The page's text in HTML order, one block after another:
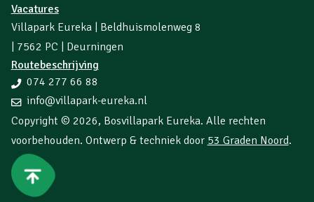
Vacatures
Villapark Eureka | Beldhuismolenweg 8
| 7562 PC | Deurningen
Routebeschrijving
074 277 66 88
info@villapark-eureka.nl
Copyright © 2026, Bosvillapark Eureka. Alle rechten
voorbehouden. Ontwerp & techniek door 53 Graden Noord.